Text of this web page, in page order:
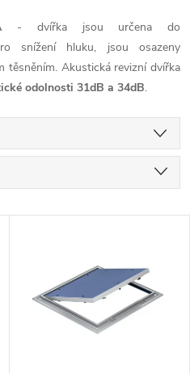
- dvířka jsou určena do
snížení hluku, jsou osazeny
těsněním. Akustická revizní dvířka
odolnosti 31dB a 34dB.